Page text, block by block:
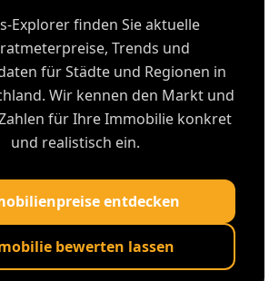
Explorer finden Sie aktuelle
Trends und
für Städte und Regionen in
Wir kennen den Markt und
für Ihre Immobilie konkret
und realistisch ein.
entdecken
bewerten lassen